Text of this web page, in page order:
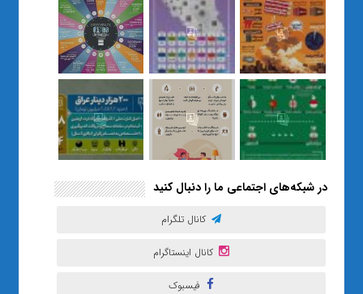
رساند / از یک کلاس ساده در قم تا
حضور مشترک معلم و هنرجویان
در مهم‌ترین گالری قرآنی هوش
مصنوعی تهران
در شبکه‌های اجتماعی ما را دنبال کنید
کانال تلگرام
کانال اینستاگرام
فیسبوک